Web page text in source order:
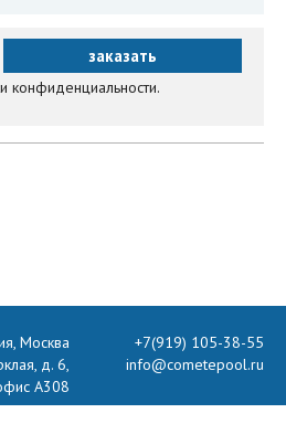
конфиденциальности.
+7(919) 105-38-55
info@cometepool.ru
Москва
д. 6,
А308